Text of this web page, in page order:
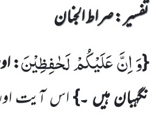
تفسیر : ‎صراط الجنان
{وَ اِنَّ عَلَیْكُمْ لَحٰفِظِیْنَ:
نگہبان ہیں ۔}اس آیت